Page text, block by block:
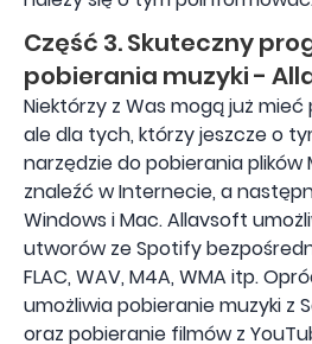
Część 3. Skuteczny
pobierania muzyki -
Niektórzy z Was mogą już
ale dla tych, którzy jeszcze o
narzędzie do pobierania plików
znaleźć w Internecie, a
Windows i Mac. Allavsoft
utworów ze Spotify
FLAC, WAV, M4A, WMA itp.
umożliwia pobieranie muzyki z
oraz pobieranie filmów z